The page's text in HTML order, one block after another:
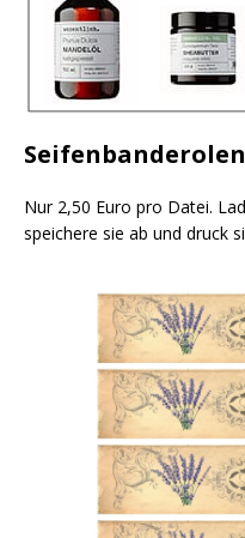
Nur 2,50 Euro pro Datei.
speichere sie ab und druck